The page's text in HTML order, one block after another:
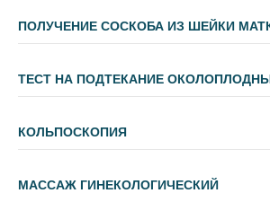
ПОЛУЧЕНИЕ СОСКОБА ИЗ ШЕЙКИ
ТЕСТ НА ПОДТЕКАНИЕ
КОЛЬПОСКОПИЯ
МАССАЖ ГИНЕКОЛОГИЧЕСКИЙ